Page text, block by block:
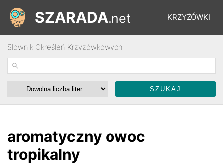
KRZYŻÓWKI
ŁAMIGŁÓWKI
SZARADA.net
Słownik Określeń Krzyżówkowych
aromatyczny owoc
tropikalny